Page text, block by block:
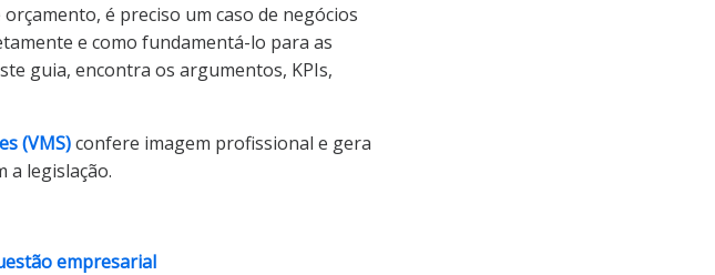
é preciso um caso de negócios
e como fundamentá-lo para as
guia, encontra os argumentos, KPIs,
(VMS)confere imagem profissional e gera
a legislação.
empresarial